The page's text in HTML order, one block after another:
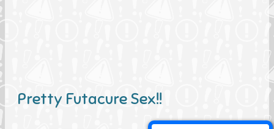
Pretty Futacure Sex!!